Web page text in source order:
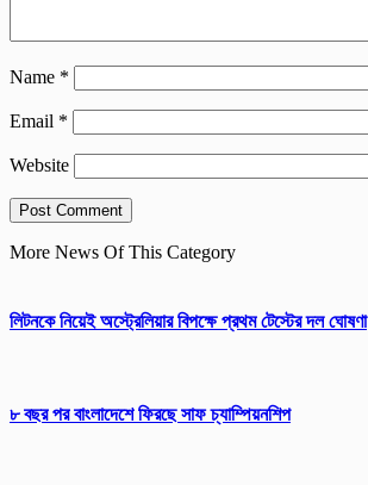
Name *
Email *
Website
More News Of This Category
লিটনকে নিয়েই অস্ট্রেলিয়ার বিপক্ষে প্রথম টেস্টের দল ঘোষণা
৮ বছর পর বাংলাদেশে ফিরছে সাফ চ্যাম্পিয়নশিপ